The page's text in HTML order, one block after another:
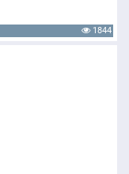
1844